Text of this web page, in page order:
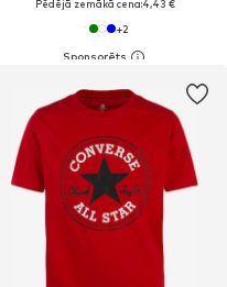
Pēdējā zemākā cena:4,43 €
+2